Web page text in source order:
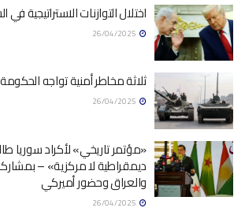
اختلال التوازنات الاستراتيجية
ثلاثة مخاطر أمنية تواجه
«مؤتمر تاريخي» لأكراد سوريا
ديمقراطية لا مركزية» –
والعراق وحضور أميركي